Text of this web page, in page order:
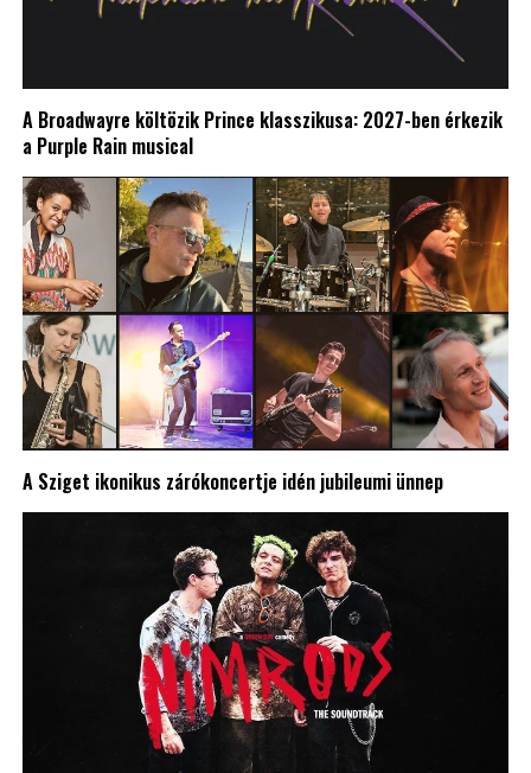
A Broadwayre költözik Prince klasszikusa: 2027-ben érkezik
a Purple Rain musical
A Sziget ikonikus zárókoncertje idén jubileumi ünnep